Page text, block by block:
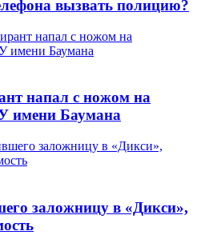
вызвать полицию?
напал с ножом на
имени Баумана
заложницу в «Дикси»,